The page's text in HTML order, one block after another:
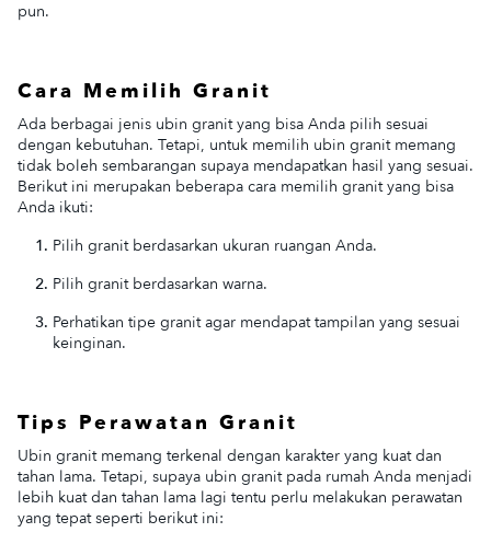
pun.
Cara Memilih Granit
Ada berbagai jenis ubin granit yang bisa Anda pilih sesuai
dengan kebutuhan. Tetapi, untuk memilih ubin granit memang
tidak boleh sembarangan supaya mendapatkan hasil yang sesuai.
Berikut ini merupakan beberapa cara memilih granit yang bisa
Anda ikuti:
Pilih granit berdasarkan ukuran ruangan Anda.
Pilih granit berdasarkan warna.
Perhatikan tipe granit agar mendapat tampilan yang sesuai
keinginan.
Tips Perawatan Granit
Ubin granit memang terkenal dengan karakter yang kuat dan
tahan lama. Tetapi, supaya ubin granit pada rumah Anda menjadi
lebih kuat dan tahan lama lagi tentu perlu melakukan perawatan
yang tepat seperti berikut ini: